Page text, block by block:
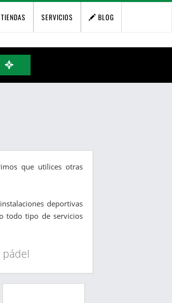
TIENDAS SERVICIOS BLOG
que utilices otras
deportivas
todo tipo de servicios
pádel